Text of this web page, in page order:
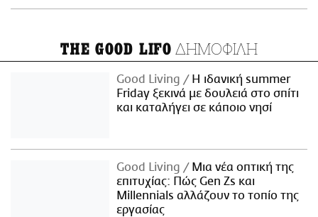
THE GOOD LIFO ΔΗΜΟΦΙΛΗ
Good Living
Η ιδανική summer
Friday ξεκινά με δουλειά στο σπίτι
και καταλήγει σε κάποιο νησί
Good Living
Μια νέα οπτική της
επιτυχίας: Πώς Gen Zs και
Millennials αλλάζουν το τοπίο της
εργασίας